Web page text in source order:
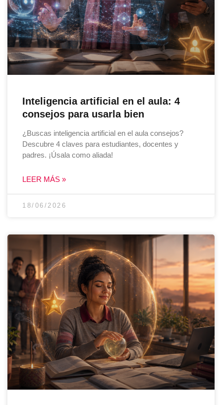
Inteligencia artificial en el aula: 4
consejos para usarla bien
¿Buscas inteligencia artificial en el aula consejos?
Descubre 4 claves para estudiantes, docentes y
padres. ¡Úsala como aliada!
LEER MÁS »
18/06/2026